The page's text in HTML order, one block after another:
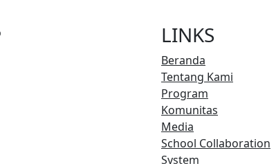
LINKS
Beranda
Tentang Kami
Program
Komunitas
Media
School Collaboration
System